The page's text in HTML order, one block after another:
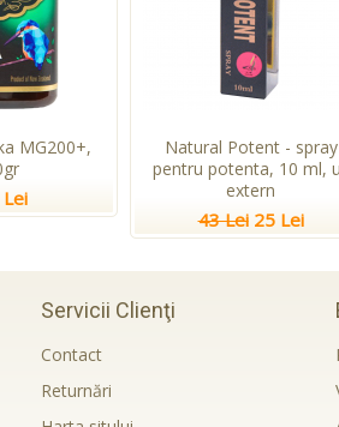
MG200+,
Natural Potent - spray
pentru potenta, 10 ml,
extern
43 Lei 25 Lei
Servicii Clienţi
Contact
Returnări